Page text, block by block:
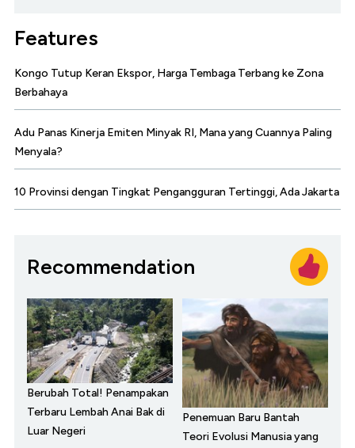
Features
Kongo Tutup Keran Ekspor, Harga Tembaga Terbang ke Zona
Berbahaya
Adu Panas Kinerja Emiten Minyak RI, Mana yang Cuannya Paling
Menyala?
10 Provinsi dengan Tingkat Pengangguran Tertinggi, Ada Jakarta
Recommendation
Berubah Total! Penampakan
Terbaru Lembah Anai Bak di
Luar Negeri
Penemuan Baru Bantah
Teori Evolusi Manusia yang